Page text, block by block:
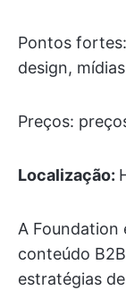
Pontos
design,
Preços:
Localização:
A Foundation
conteúdo
estratégias